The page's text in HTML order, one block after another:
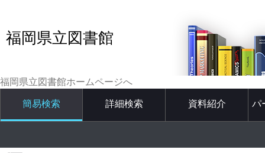
福岡県立図書館
福岡県立図書館ホームページへ
簡易検索 詳細検索 資料紹介 パ